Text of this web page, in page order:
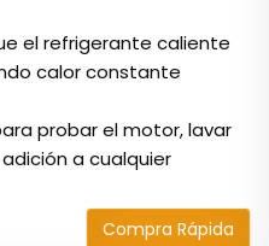
el refrigerante caliente
calor constante
probar el motor, lavar
a cualquier
Compra Rápida